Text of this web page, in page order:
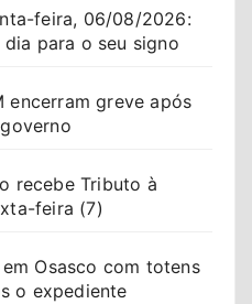
feira, 06/08/2026:
para o seu signo
encerram greve após
recebe Tributo à
feira (7)
Osasco com totens
o expediente